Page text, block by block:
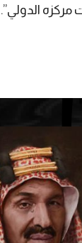
مركزه الدولي”.